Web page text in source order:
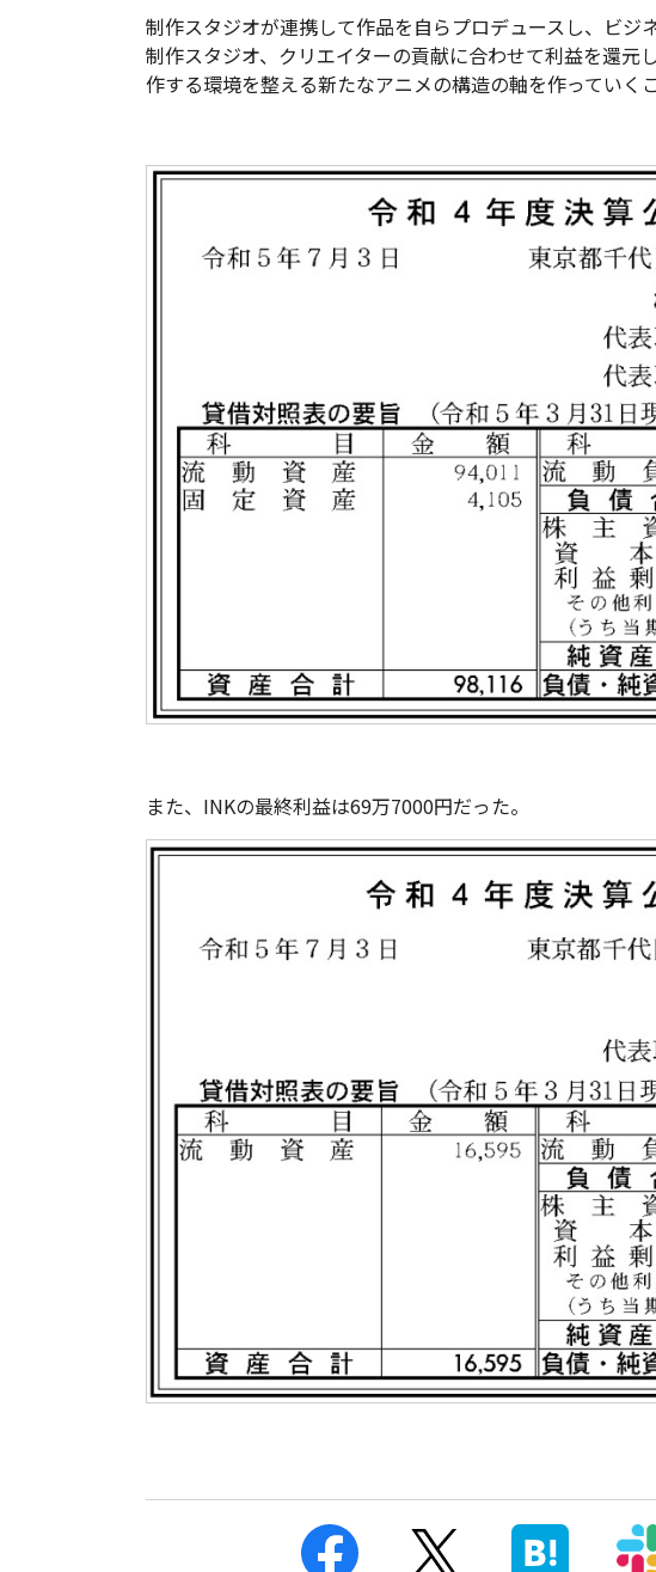
制作スタジオが連携して作品を自らプロデュースし、ビジ
制作スタジオ、クリエイターの貢献に合わせて利益を還元
作する環境を整える新たなアニメの構造の軸を作っていく
また、INKの最終利益は69万7000円だった。